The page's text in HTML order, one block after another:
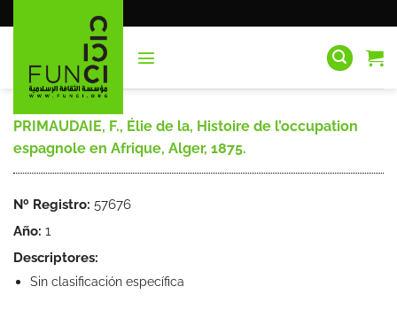
al
PRIMAUDAIE, F., Élie de la, Histoire de l’occupation
espagnole en Afrique, Alger, 1875.
Nº Registro: 57676
Año: 1
Descriptores:
Sin clasificación específica